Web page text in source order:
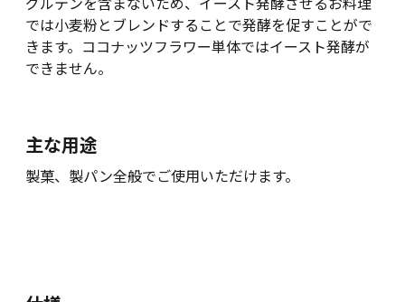
グルテンを含まないため、イースト発酵させるお料理
では小麦粉とブレンドすることで発酵を促すことがで
きます。ココナッツフラワー単体ではイースト発酵が
できません。
主な用途
製菓、製パン全般でご使用いただけます。